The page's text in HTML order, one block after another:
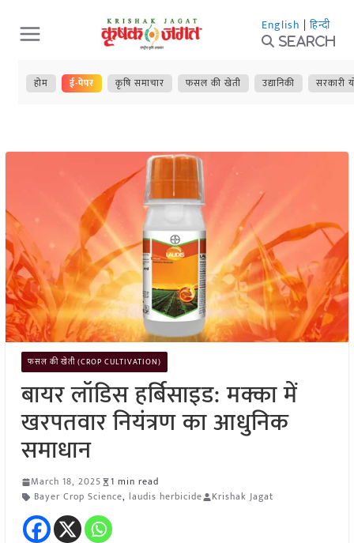
Skip
to
content
English | हिन्दी
Search
होम ई-पेपर कृषि समाचार फसल की खेती उद्यानिकी सरकारी
फसल की खेती (CROP CULTIVATION)
बायर लॉडिस हर्बिसाइड: मक्का में
खरपतवार नियंत्रण का आधुनिक
समाधान
March 18, 2025
1 min read
Bayer Crop Science, laudis herbicide Krishak Jagat